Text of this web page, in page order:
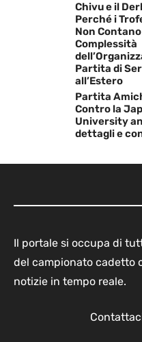
Chivu e il
Perché i
Non Contano
Complessità
Partita di
all’Estero
Partita
Contro la
University
dettagli e
Il portale si occupa di
del campionato cadetto
notizie in tempo reale.